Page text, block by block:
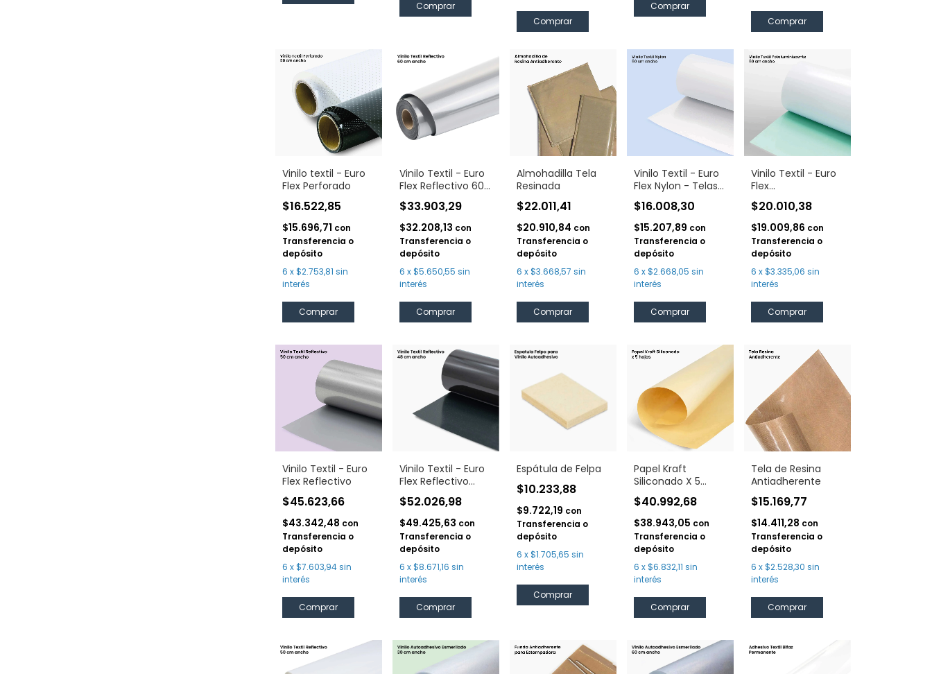
Comprar Comprar
Vinilo textil - Euro
Flex Perforado
$16.522,85
$15.696,71 con
Transferencia o
depósito
6 x$2.753,81 sin
interés
Comprar
Vinilo Textil - Euro
Flex Reflectivo 60
cm
$33.903,29
$32.208,13 con
Transferencia o
depósito
6 x$5.650,55 sin
interés
Almohadilla Tela
Resinada
$22.011,41
$20.910,84 con
Transferencia o
depósito
6 x$3.668,57 sin
interés
Comprar
Vinilo Textil - Euro
Flex Nylon - Telas
Impermeables
$16.008,30
$15.207,89 con
Transferencia o
depósito
6 x$2.668,05 sin
interés
Vinilo Textil - Euro
Flex
Fotoluminiscente
$20.010,38
$19.009,86 con
Transferencia o
depósito
6 x$3.335,06 sin
interés
Vinilo Textil - Euro
Flex Reflectivo
$45.623,66
$43.342,48 con
Transferencia o
depósito
6 x$7.603,94sin
interés
Vinilo Textil - Euro
Flex Reflectivo
Negro
$52.026,98
$49.425,63 con
Transferencia o
depósito
6 x$8.671,16 sin
interés
Espátula de Felpa
$10.233,88
$9.722,19 con
Transferencia o
depósito
6 x$1.705,65 sin
interés
Papel Kraft
Siliconado X 5
Hojas
$40.992,68
$38.943,05 con
Transferencia o
depósito
6 x$6.832,11 sin
interés
Tela de Resina
Antiadherente
$15.169,77
$14.411,28 con
Transferencia o
depósito
6 x$2.528,30 sin
interés
Comprar